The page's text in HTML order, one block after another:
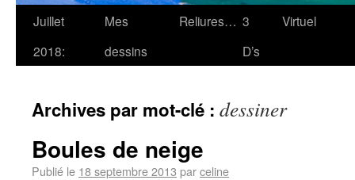
Juillet
2018:
Mes
dessins
Reliures… 3
D’s
Virtuel
Archives par mot-clé : dessiner
Boules de neige
Publié le 18 septembre 2013 parceline